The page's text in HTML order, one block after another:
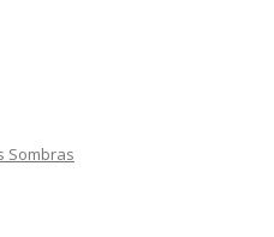
Sombras